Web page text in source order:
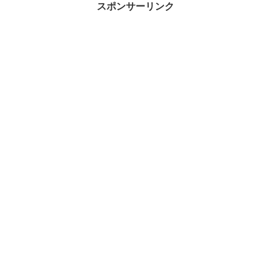
スポンサーリンク